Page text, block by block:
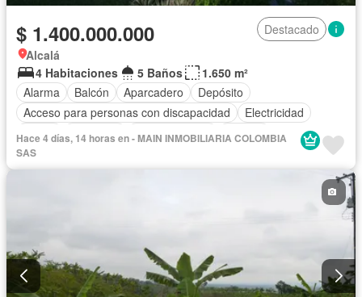
$ 1.400.000.000
Destacado
Alcalá
4 Habitaciones
5 Baños
1.650 m²
Alarma
Balcón Aparcadero
Depósito
Acceso para personas con discapacidad
Electricidad
Jardín
Barbecue Cocina integral
Jacuzzi
Vista panorámica
Hace 4 días, 14 horas en - MAIN INMOBILIARIA COLOMBIA
SAS